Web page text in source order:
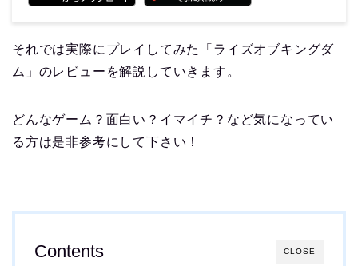
それでは実際にプレイしてみた「ライズオブキングダ
ム」のレビューを解説していきます。
どんなゲーム？面白い？イマイチ？など気になってい
る方は是非参考にして下さい！
CLOSE
Contents